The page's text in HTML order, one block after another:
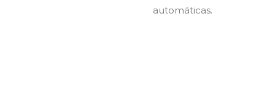
automáticas.